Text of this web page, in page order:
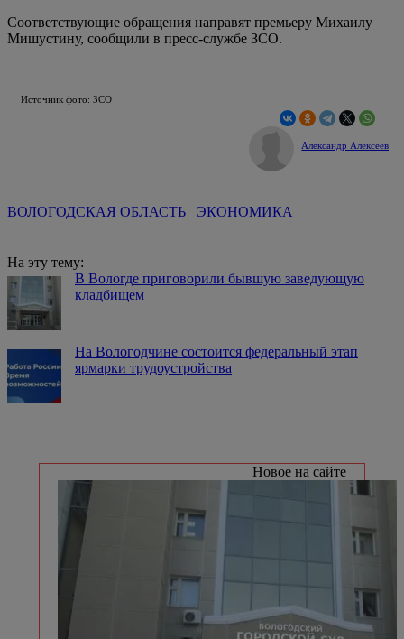
Соответствующие обращения направят премьеру Михаилу
Мишустину, сообщили в пресс-службе ЗСО.
Источник фото: ЗСО
Александр Алексеев
ВОЛОГОДСКАЯ ОБЛАСТЬ ЭКОНОМИКА
На эту тему:
В Вологде приговорили бывшую заведующую
кладбищем
На Вологодчине состоится федеральный этап
ярмарки трудоустройства
Новое на сайте